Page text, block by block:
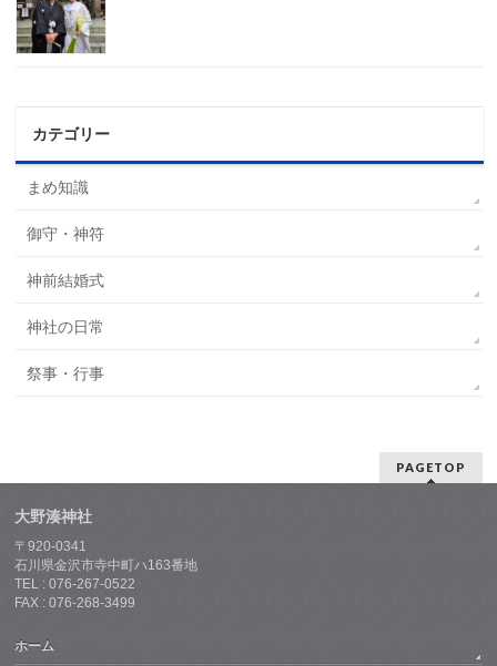
カテゴリー
まめ知識
御守・神符
神前結婚式
神社の日常
祭事・行事
PAGETOP
大野湊神社
〒920-0341
石川県金沢市寺中町ハ163番地
TEL : 076-267-0522
FAX : 076-268-3499
ホーム